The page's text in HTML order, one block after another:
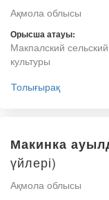
Ақмола облысы
Орысша атауы:
Макпалский
культуры
Толығырақ
Макинка
үйлері)
Ақмола облысы